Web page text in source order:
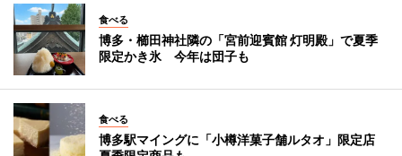
食べる
博多・櫛田神社隣の「宮前迎賓館 灯明殿」で夏季
限定かき氷 今年は団子も
食べる
博多駅マイングに「小樽洋菓子舗ルタオ」限定店